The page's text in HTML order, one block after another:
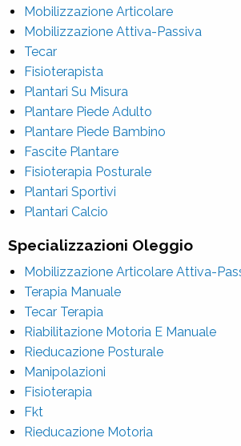
Mobilizzazione Articolare
Mobilizzazione Attiva-Passiva
Tecar
Fisioterapista
Plantari Su Misura
Plantare Piede Adulto
Plantare Piede Bambino
Fascite Plantare
Fisioterapia Posturale
Plantari Sportivi
Plantari Calcio
Specializzazioni Oleggio
Mobilizzazione Articolare Attiva-
Terapia Manuale
Tecar Terapia
Riabilitazione Motoria E Manuale
Rieducazione Posturale
Manipolazioni
Fisioterapia
Fkt
Rieducazione Motoria